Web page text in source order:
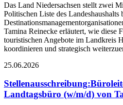
Das Land Niedersachsen stellt zwei
Politischen Liste des
Tamina Reinecke erläutert, wie diese
touristischen Angebote im Landkreis
koordinieren und strategisch
25.06.2026
Stellenausschreibung:
Landtagsbüro (w/m/d) von